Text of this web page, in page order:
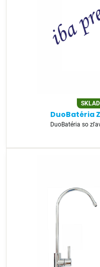
DuoBatéria
DuoBatéria so